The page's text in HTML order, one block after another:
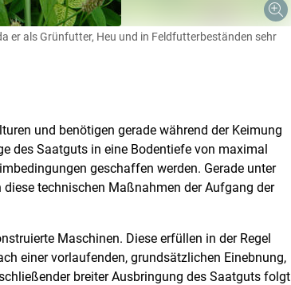
er als Grünfutter, Heu und in Feldfutterbeständen sehr
und benötigen gerade während der Keimung
des Saatguts in eine Bodentiefe von maximal
geschaffen werden. Gerade unter
technischen Maßnahmen der Aufgang der
Maschinen. Diese erfüllen in der Regel
einer vorlaufenden, grundsätzlichen Einebnung,
breiter Ausbringung des Saatguts folgt